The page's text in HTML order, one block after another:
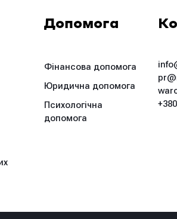
Допомога
Фінансова допомога
Юридична допомога
Психологічна
допомога